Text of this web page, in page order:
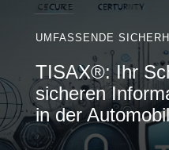
UMFASSENDE
TISAX®: Ihr
sicheren
in der